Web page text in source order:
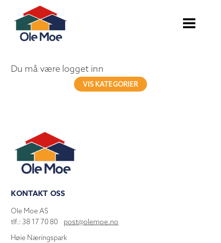
Du må være logget inn
VIS KATEGORIER
KONTAKT OSS
Ole Moe AS
tlf.: 38 17 70 80 post@olemoe.no
Høie Næringspark